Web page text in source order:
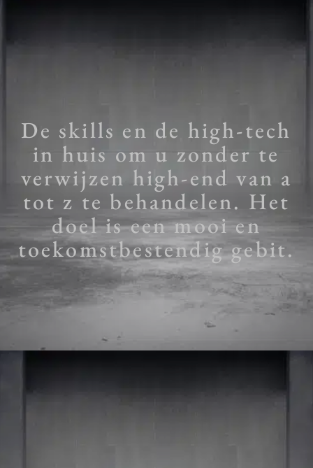
De skills en de high-tech
in huis om u zonder te
verwijzen high-end van a
tot z te behandelen. Het
doel is een mooi en
toekomstbestendig gebit.